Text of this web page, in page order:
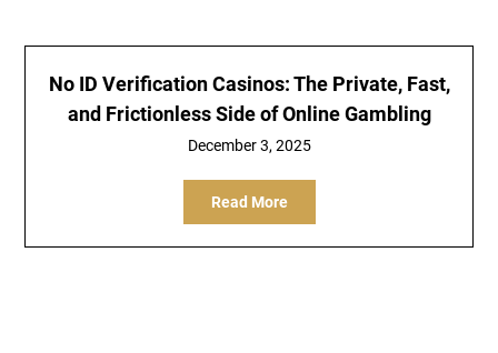
No ID Verification Casinos: The Private, Fast,
and Frictionless Side of Online Gambling
December 3, 2025
Read More